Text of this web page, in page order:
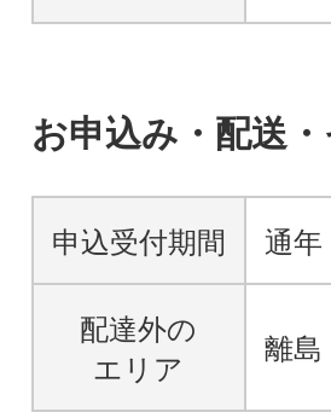
お申込み・配送
申込受付期間 通年
配達外の
エリア
離島